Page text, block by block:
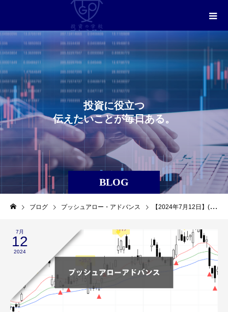
BLOG
投資に役立つ
伝え たいことが毎日ある。
ブログ プッシュアロー・アドバンス 【2024年7月12日】(6255)(エヌ・ピー・シー)を利益確定しました。（プッシュアロー・アドバンス）
7月
12
2024